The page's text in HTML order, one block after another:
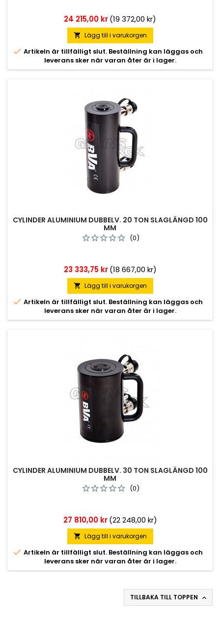
Pris
24 215,00 kr(19 372,00 kr)
 Lägg till i varukorgen
 Artikeln är tillfälligt slut. Beställning kan läggas och
leverans sker när varan åter är i lager.
CYLINDER ALUMINIUM DUBBELV. 20 TON SLAGLÄNGD 100
MM
(0)
Pris
23 333,75 kr (18 667,00 kr)
 Lägg till i varukorgen
 Artikeln är tillfälligt slut. Beställning kan läggas och
leverans sker när varan åter är i lager.
CYLINDER ALUMINIUM DUBBELV. 30 TON SLAGLÄNGD 100
MM
(0)
Pris
27 810,00 kr (22 248,00 kr)
 Lägg till i varukorgen
 Artikeln är tillfälligt slut. Beställning kan läggas och
leverans sker när varan åter är i lager.
TILLBAKA TILL TOPPEN 